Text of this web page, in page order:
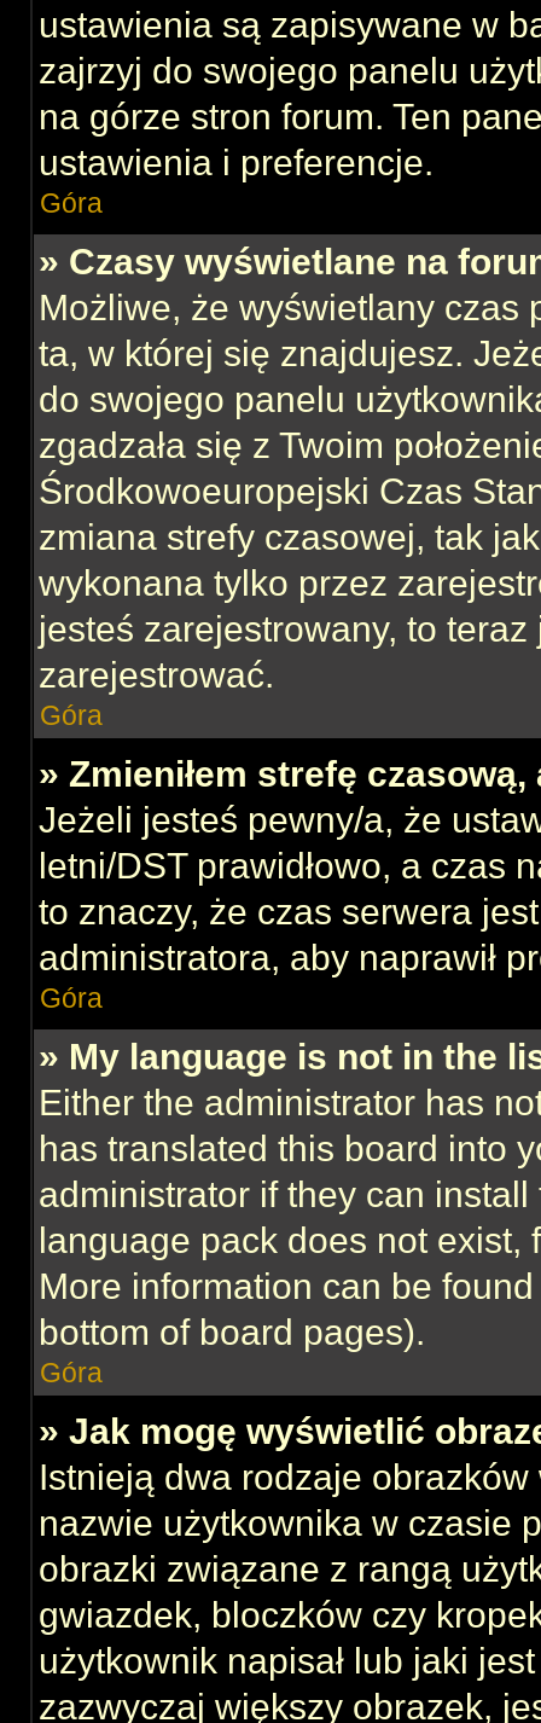
ustawienia są zapisywane w
zajrzyj do swojego panelu
na górze stron forum. Ten
ustawienia i preferencje.
Góra
» Czasy wyświetlane na
Możliwe, że wyświetlany czas
ta, w której się znajdujesz.
do swojego panelu
zgadzała się z Twoim
Środkowoeuropejski Czas
zmiana strefy czasowej, tak
wykonana tylko przez
jesteś zarejestrowany, to
zarejestrować.
Góra
» Zmieniłem strefę
Jeżeli jesteś pewny/a, że
letni/DST prawidłowo, a czas
to znaczy, że czas serwera
administratora, aby naprawił
Góra
» My language is not in the
Either the administrator has
has translated this board into
administrator if they can
language pack does not exist,
More information can be
bottom of board pages).
Góra
» Jak mogę wyświetlić
Istnieją dwa rodzaje
nazwie użytkownika w czasie
obrazki związane z rangą
gwiazdek, bloczków czy
użytkownik napisał lub jaki
zazwyczaj większy obrazek,